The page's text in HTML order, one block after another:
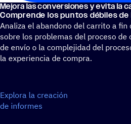
Mejora las conver­sio­nes y evita la
Comprende los puntos débiles
Analiza el abandono del carrito a
sobre los problemas del proceso de
de envío o la complejidad del
la experiencia de compra.
Explora la creación
de informes